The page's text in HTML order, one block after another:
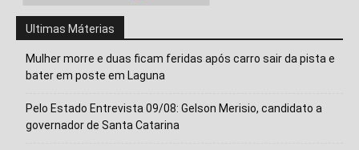
Ultimas Máterias
Mulher morre e duas ficam feridas após carro sair da pista e
bater em poste em Laguna
Pelo Estado Entrevista 09/08: Gelson Merisio, candidato a
governador de Santa Catarina